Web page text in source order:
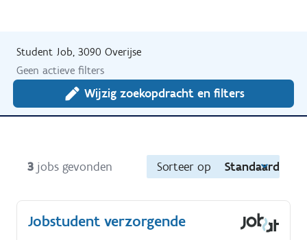
Student Job, 3090 Overijse
Geen actieve filters
Wijzig zoekopdracht en filters
3 jobs gevonden Sorteer op Standaard
Jobstudent verzorgende